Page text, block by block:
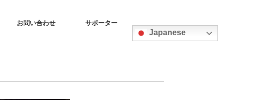
お問い合わせ サポーター
Japanese